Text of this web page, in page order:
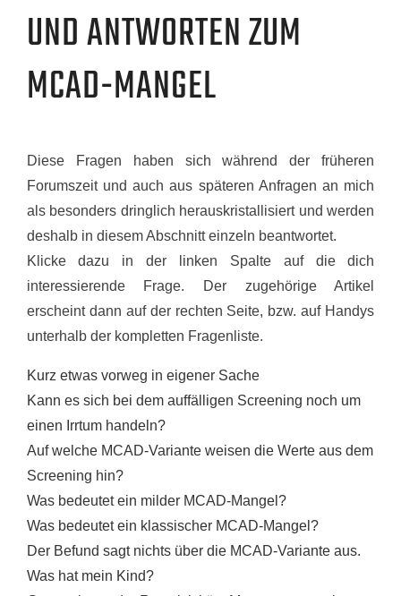
UND ANTWORTEN ZUM
MCAD-MANGEL
Diese Fragen haben sich während der früheren
Forumszeit und auch aus späteren Anfragen an mich
als besonders dringlich herauskristallisiert und werden
deshalb in diesem Abschnitt einzeln beantwortet.
Klicke dazu in der linken Spalte auf die dich
interessierende Frage. Der zugehörige Artikel
erscheint dann auf der rechten Seite, bzw. auf Handys
unterhalb der kompletten Fragenliste.
Kurz etwas vorweg in eigener Sache
Kann es sich bei dem auffälligen Screening noch um
einen Irrtum handeln?
Auf welche MCAD-Variante weisen die Werte aus dem
Screening hin?
Was bedeutet ein milder MCAD-Mangel?
Was bedeutet ein klassischer MCAD-Mangel?
Der Befund sagt nichts über die MCAD-Variante aus.
Was hat mein Kind?